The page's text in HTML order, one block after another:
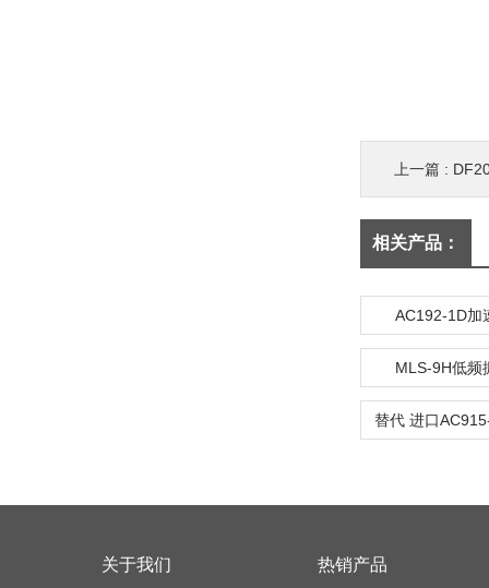
上一篇 :
相关产品：
AC192-1D加
MLS-9H低频
关于我们 热销产品